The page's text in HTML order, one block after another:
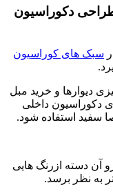
دکوراسیون
سبک های کوراسیون
دیوارها و خرید مبل
دکوراسیون داخلی
سفید استفاده شود.
آن دسته ازرنگ هایی
به نظر برسد.